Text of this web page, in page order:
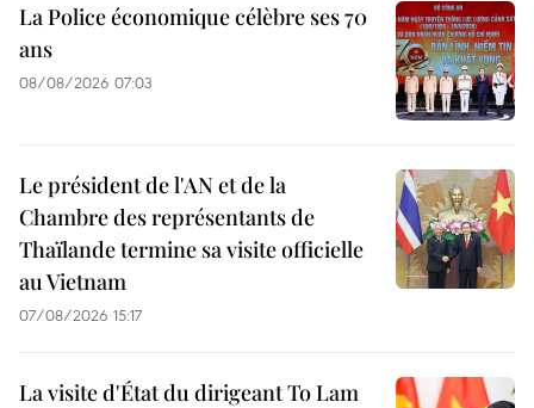
La Police économique célèbre ses 70
ans
08/08/2026 07:03
Le président de l'AN et de la
Chambre des représentants de
Thaïlande termine sa visite officielle
au Vietnam
07/08/2026 15:17
La visite d'État du dirigeant To Lam